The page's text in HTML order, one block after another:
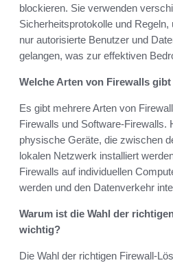
blockieren. Sie verwenden
Sicherheitsprotokolle und
nur autorisierte Benutzer und
gelangen, was zur effektiven
Welche Arten von Firewalls gibt
Es gibt mehrere Arten von
Firewalls und Software-Firewalls.
physische Geräte, die zwischen
lokalen Netzwerk installiert
Firewalls auf individuellen
werden und den Datenverkehr
Warum ist die Wahl der
wichtig?
Die Wahl der richtigen Firewall-